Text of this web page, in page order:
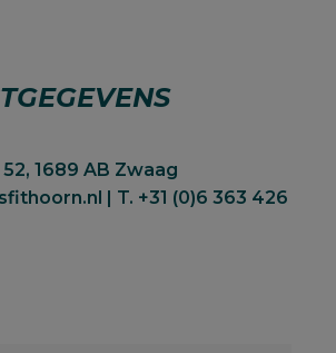
1689 AB Zwaag
| T. +31 (0)6 363 426